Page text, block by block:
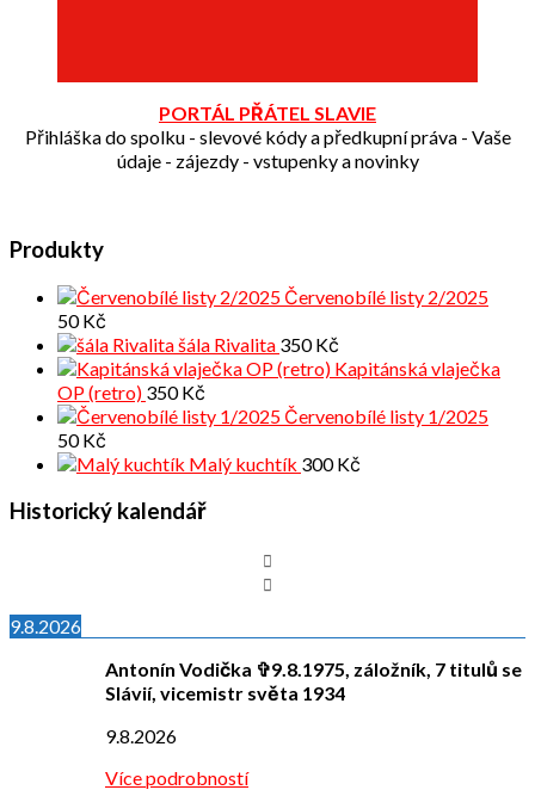
PORTÁL PŘÁTEL SLAVIE
Přihláška do spolku - slevové kódy a předkupní práva - Vaše
údaje - zájezdy - vstupenky a novinky
Produkty
Červenobílé listy 2/2025
50Kč
šála Rivalita 350Kč
Kapitánská vlaječka
OP (retro) 350Kč
Červenobílé listy 1/2025
50Kč
Malý kuchtík 300Kč
Historický kalendář
9.8.2026
Antonín Vodička ✞9.8.1975, záložník, 7 titulů se
Slávií, vicemistr světa 1934
9.8.2026
Více podrobností